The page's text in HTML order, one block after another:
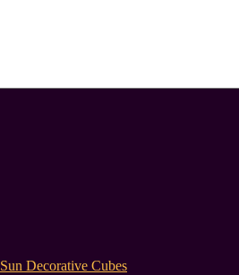
Sun Decorative Cubes